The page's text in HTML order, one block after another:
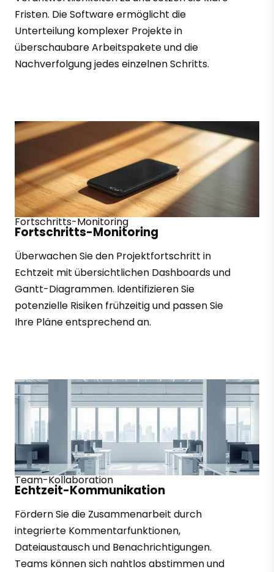
Fristen. Die Software ermöglicht die
Unterteilung komplexer Projekte in
überschaubare Arbeitspakete und die
Nachverfolgung jedes einzelnen Schritts.
Fortschritts-Monitoring
Fortschritts-Monitoring
Überwachen Sie den Projektfortschritt in
Echtzeit mit übersichtlichen Dashboards und
Gantt-Diagrammen. Identifizieren Sie
potenzielle Risiken frühzeitig und passen Sie
Ihre Pläne entsprechend an.
Team-Kollaboration
Echtzeit-Kommunikation
Fördern Sie die Zusammenarbeit durch
integrierte Kommentarfunktionen,
Dateiaustausch und Benachrichtigungen.
Teams können sich nahtlos abstimmen und